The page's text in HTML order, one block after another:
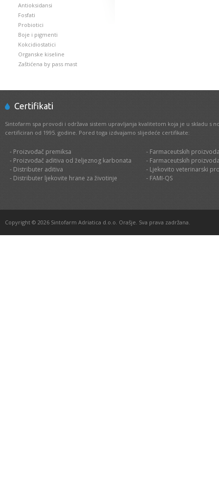
Antioksidansi
Fosfati
Probiotici
Boje i pigmenti
Kokcidiostatici
Organske kiseline
Zaštićena by pass mast
Certifikati
Sintofarm spa provodi i održava sistem upravljanja kvalitetom koja je u skladu s
certificiran od 1995. godine. Pored toga izdvajamo slijedeće certifikate:
- Proizvođač premiksa
- Proizvođač aditiva od željeznog karbonata
- Distributer aditiva
- Distributer ljekovite hrane za životinje
- Farmaceutskih
- Farmaceutskih
- Ljekovito veterinarski
- FAMI-QS
Copyright © 2026 Sintofarm Adriatica d.o.o. Orašje. Sva prava zadržana.